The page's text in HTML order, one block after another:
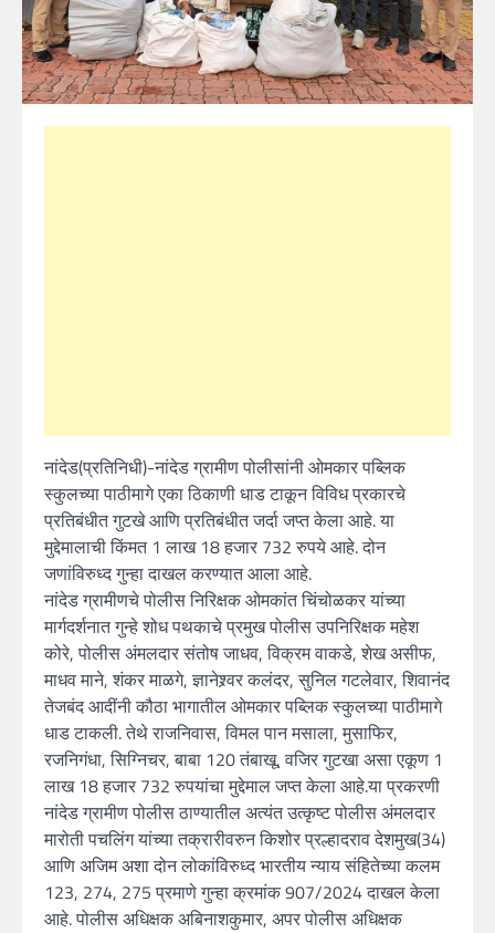
नांदेड(प्रतिनिधी)-नांदेड ग्रामीण पोलीसांनी ओमकार पब्लिक
स्कुलच्या पाठीमागे एका ठिकाणी धाड टाकून विविध प्रकारचे
प्रतिबंधीत गुटखे आणि प्रतिबंधीत जर्दा जप्त केला आहे. या
मुद्देमालाची किंमत 1 लाख 18 हजार 732 रुपये आहे. दोन
जणांविरुध्द गुन्हा दाखल करण्यात आला आहे.
नांदेड ग्रामीणचे पोलीस निरिक्षक ओमकांत चिंचोळकर यांच्या
मार्गदर्शनात गुन्हे शोध पथकाचे प्रमुख पोलीस उपनिरिक्षक महेश
कोरे, पोलीस अंमलदार संतोष जाधव, विक्रम वाकडे, शेख असीफ,
माधव माने, शंकर माळगे, ज्ञानेश्र्वर कलंदर, सुनिल गटलेवार, शिवानंद
तेजबंद आदींनी कौठा भागातील ओमकार पब्लिक स्कुलच्या पाठीमागे
धाड टाकली. तेथे राजनिवास, विमल पान मसाला, मुसाफिर,
रजनिगंधा, सिग्निचर, बाबा 120 तंबाखू, वजिर गुटखा असा एकूण 1
लाख 18 हजार 732 रुपयांचा मुद्देमाल जप्त केला आहे.या प्रकरणी
नांदेड ग्रामीण पोलीस ठाण्यातील अत्यंत उत्कृष्ट पोलीस अंमलदार
मारोती पचलिंग यांच्या तक्रारीवरुन किशोर प्रल्हादराव देशमुख(34)
आणि अजिम अशा दोन लोकांविरुध्द भारतीय न्याय संहितेच्या कलम
123, 274, 275 प्रमाणे गुन्हा क्रमांक 907/2024 दाखल केला
आहे. पोलीस अधिक्षक अबिनाशकुमार, अपर पोलीस अधिक्षक